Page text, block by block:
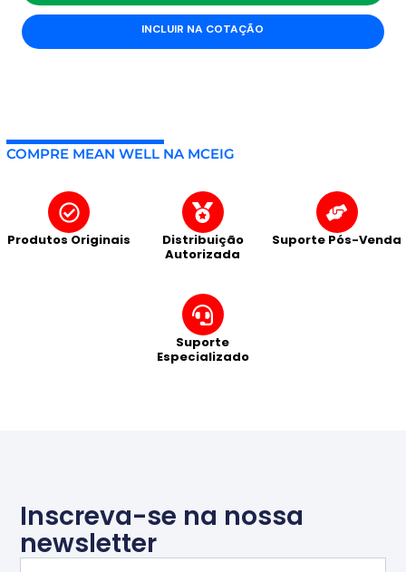
INCLUIR NA COTAÇÃO
COMPRE MEAN WELL NA MCEIG
Produtos Originais
Distribuição
Autorizada
Suporte Pós-Venda
Suporte
Especializado
Inscreva-se na nossa
newsletter